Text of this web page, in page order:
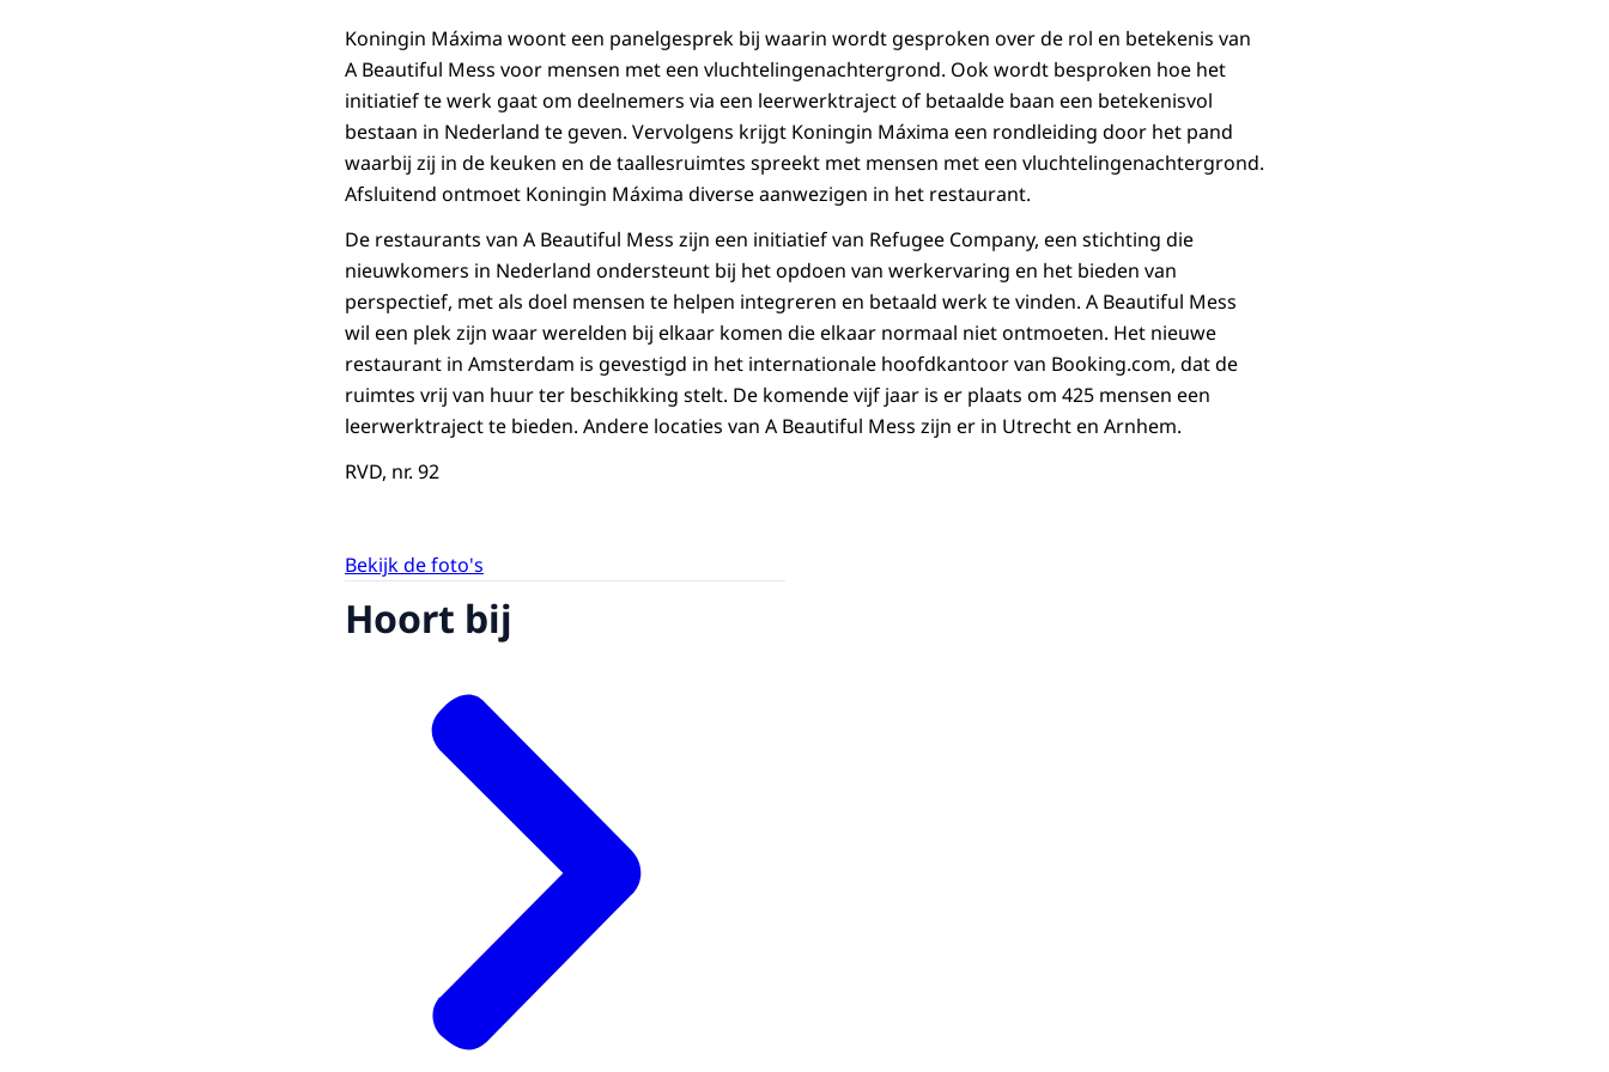
Koningin Máxima woont een panelgesprek bij waarin wordt gesproken over de rol en betekenis van
A Beautiful Mess voor mensen met een vluchtelingenachtergrond. Ook wordt besproken hoe het
initiatief te werk gaat om deelnemers via een leerwerktraject of betaalde baan een betekenisvol
bestaan in Nederland te geven. Vervolgens krijgt Koningin Máxima een rondleiding door het pand
waarbij zij in de keuken en de taallesruimtes spreekt met mensen met een vluchtelingenachtergrond.
Afsluitend ontmoet Koningin Máxima diverse aanwezigen in het restaurant.
De restaurants van A Beautiful Mess zijn een initiatief van Refugee Company, een stichting die
nieuwkomers in Nederland ondersteunt bij het opdoen van werkervaring en het bieden van
perspectief, met als doel mensen te helpen integreren en betaald werk te vinden. A Beautiful Mess
wil een plek zijn waar werelden bij elkaar komen die elkaar normaal niet ontmoeten. Het nieuwe
restaurant in Amsterdam is gevestigd in het internationale hoofdkantoor van Booking.com, dat de
ruimtes vrij van huur ter beschikking stelt. De komende vijf jaar is er plaats om 425 mensen een
leerwerktraject te bieden. Andere locaties van A Beautiful Mess zijn er in Utrecht en Arnhem.
RVD, nr. 92
Bekijk de foto's
Hoort bij